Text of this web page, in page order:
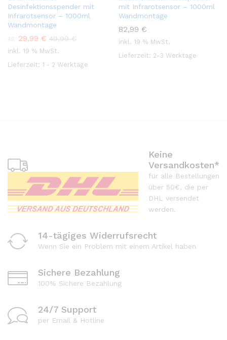
Desinfektionsspender mit
Infrarotsensor – 1000ml
Wandmontage
AB: 29,99 € 49,99€
inkl. 19 % MwSt.
Lieferzeit: 1 - 2 Werktage
mit Infrarotsensor – 1000ml
Wandmontage
82,99 €
inkl. 19 % MwSt.
Lieferzeit: 2-3 Werktage
Keine
Versandkosten*
für alle Bestellungen
über 50€, die per
DHL versendet
werden.
14-tägiges Widerrufsrecht
Wenn Sie ein Problem mit einem Artikel haben
Sichere Bezahlung
100% Sichere Bezahlung
24/7 Support
per Email & Hotline